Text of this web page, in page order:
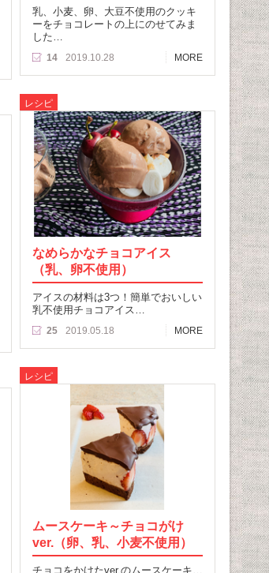
乳、小麦、卵、大豆不使用のクッキ
ーをチョコレートの上にのせてみま
した…
14 2019.10.28 MORE
レシピ
なめらかなチョコアイス
（乳、卵不使用）
アイスの材料は3つ！簡単でおいしい
乳不使用チョコアイス…
25 2019.05.18 MORE
レシピ
ムースケーキ～チョコがけ
ver.（卵、乳、小麦不使用）
チョコをかけたver.のムースケーキ…